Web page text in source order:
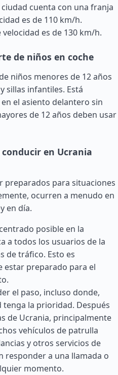
cuenta con una franja
es de 110 km/h.
es de 130 km/h.
de niños en coche
niños menores de 12 años
sillas infantiles. Está
el asiento delantero sin
de 12 años deben usar
en Ucrania
preparados para situaciones
ocurren a menudo en
en día.
posible en la
a todos los usuarios de la
de tráfico. Esto es
preparado para el
el paso, incluso donde,
la prioridad. Después
de Ucrania, principalmente
vehículos de patrulla
y otros servicios de
responder a una llamada o
momento.